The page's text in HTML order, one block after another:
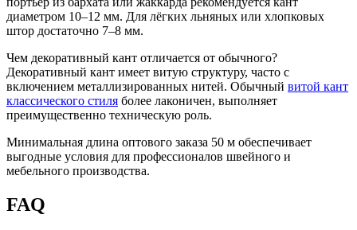
диаметром 10–12 мм. Для лёгких льняных или хлопковых
штор достаточно 7–8 мм.
Чем декоративный кант отличается от обычного?
Декоративный кант имеет витую структуру, часто с
включением металлизированных нитей. Обычный витой кант
классического стиля более лаконичен, выполняет
преимущественно техническую роль.
Минимальная длина оптового заказа 50 м обеспечивает
выгодные условия для профессионалов швейного и
мебельного производства.
FAQ